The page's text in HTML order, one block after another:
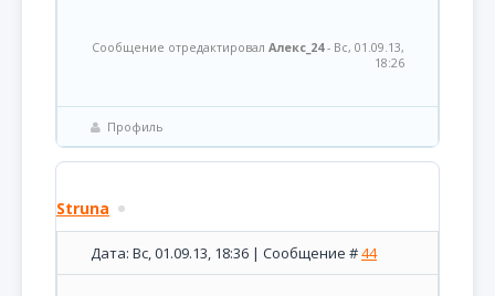
Сообщение отредактировал Алекс_24- Вс, 01.09.13,
18:26
Профиль
Struna
Дата: Вс, 01.09.13, 18:36 | Сообщение #44